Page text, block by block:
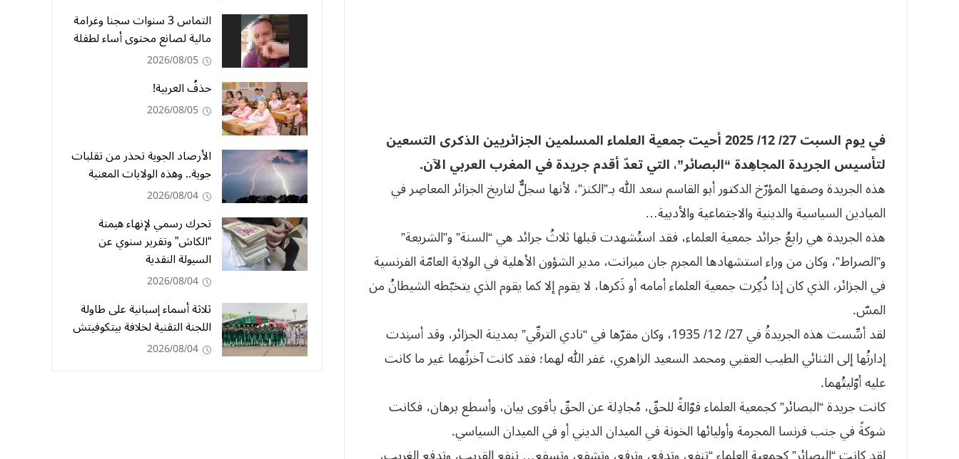
في يوم السبت 27/ 12/ 2025 أحيت جمعية العلماء المسلمين الجزائريين الذكرى التسعين
لتأسيس الجريدة المجاهِدة “البصائر”، التي تعدّ أقدم جريدة في المغرب العربي الآن.
هذه الجريدة وصفها المؤرّخ الدكتور أبو القاسم سعد الله بـ”الكنز”، لأنها سجلٌّ لتاريخ الجزائر المعاصِر في
الميادين السياسية والدينية والاجتماعية والأدبية…
هذه الجريدة هي رابعُ جرائد جمعية العلماء، فقد استُشهدت قبلها ثلاثُ جرائد هي “السنة” و”الشريعة”
و”الصراط”، وكان من وراء استشهادها المجرم جان ميرانت، مدير الشؤون الأهلية في الولاية العامّة الفرنسية
في الجزائر، الذي كان إذا ذُكِرت جمعية العلماء أمامه أو ذَكرها، لا يقوم إلا كما يقوم الذي يتخبّطه الشيطانُ من
المسّ.
لقد أسِّست هذه الجريدةُ في 27/ 12/ 1935، وكان مقرّها في “نادي الترقّي” بمدينة الجزائر، وقد أسنِدت
إدارتُها إلى الثنائي الطيب العقبي ومحمد السعيد الزاهري، غفر الله لهما؛ فقد كانت آخرتُهما غير ما كانت
عليه أوّليتُهما.
كانت جريدة “البصائر” كجمعية العلماء قوّالةً للحقّ، مُجادِلة عن الحقّ بأقوى بيان، وأسطع برهان، فكانت
شوكةً في جنب فرنسا المجرمة وأوليائها الخونة في الميدان الديني أو في الميدان السياسي.
التماس 3 سنوات سجنا وغرامة
مالية لصانع محتوى أساء لطفلة
2026/08/05
حذفُ العربية!
2026/08/05
الأرصاد الجوية تحذر من تقلبات
جوية.. وهذه الولايات المعنية
2026/08/04
تحرك رسمي لإنهاء هيمنة
“الكاش” وتقرير سنوي عن
السيولة النقدية
2026/08/04
ثلاثة أسماء إسبانية على طاولة
اللجنة التقنية لخلافة بيتكوفيتش
2026/08/04